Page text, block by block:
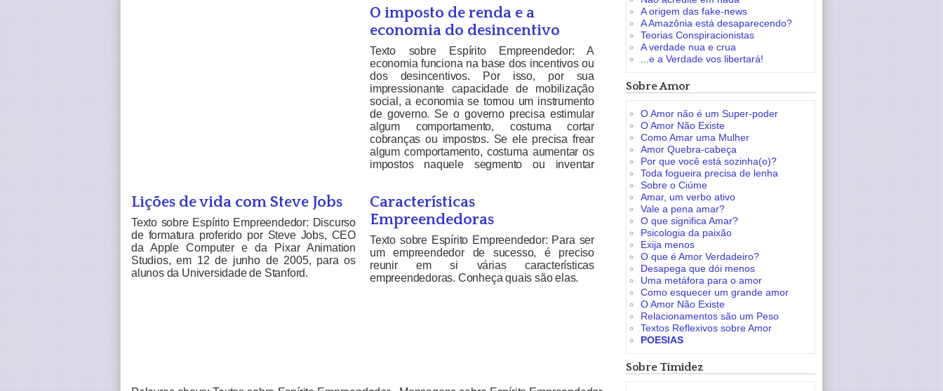
O imposto de renda e a
economia do desincentivo
Texto sobre Espírito Empreendedor: A
economia funciona na base dos incentivos ou
dos desincentivos. Por isso, por sua
impressionante capacidade de mobilização
social, a economia se tornou um instrumento
de governo. Se o governo precisa estimular
algum comportamento, costuma cortar
cobranças ou impostos. Se ele precisa frear
algum comportamento, costuma aumentar os
impostos naquele segmento ou inventar
Lições de vida com Steve Jobs
Texto sobre Espírito Empreendedor: Discurso
de formatura proferido por Steve Jobs, CEO
da Apple Computer e da Pixar Animation
Studios, em 12 de junho de 2005, para os
alunos da Universidade de Stanford.
Características
Empreendedoras
Texto sobre Espírito Empreendedor: Para ser
um empreendedor de sucesso, é preciso
reunir em si várias características
empreendedoras. Conheça quais são elas.
A origem das fake-news
A Amazônia está desaparecendo?
Teorias Conspiracionistas
A verdade nua e crua
...e a Verdade vos libertará!
Sobre Amor
O Amor não é um Super-poder
O Amor Não Existe
Como Amar uma Mulher
Amor Quebra-cabeça
Por que você está sozinha(o)?
Toda fogueira precisa de lenha
Sobre o Ciúme
Amar, um verbo ativo
Vale a pena amar?
O que significa Amar?
Psicologia da paixão
Exija menos
O que é Amor Verdadeiro?
Desapega que dói menos
Uma metáfora para o amor
Como esquecer um grande amor
O Amor Não Existe
Relacionamentos são um Peso
Textos Reflexivos sobre Amor
POESIAS
Sobre Timidez